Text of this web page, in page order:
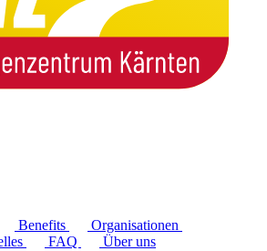
Benefits
Organisationen
FAQ Über uns